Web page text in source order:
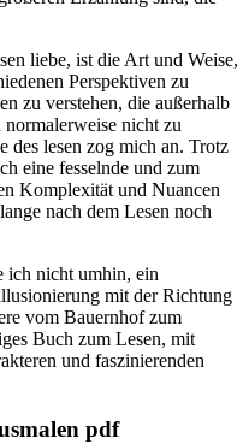
liebe, ist die Art und Weise,
Perspektiven zu
zu verstehen, die außerhalb
nicht zu
des lesen zog mich an. Trotz
eine fesselnde und zum
Komplexität und Nuancen
nach dem Lesen noch
ich nicht umhin, ein
mit der Richtung
vom Bauernhof zum
Buch zum Lesen, mit
und faszinierenden
pdf